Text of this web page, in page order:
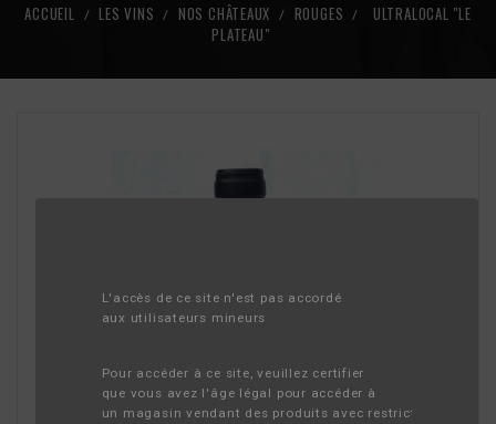
L'accès de ce site n'est pas accordé
aux utilisateurs mineurs
Pour accéder à ce site, veuillez certifier
que vous avez l'âge légal pour accéder à
un magasin vendant des produits avec restriction d'âge.
ACCUEIL LES VINS NOS CHÂTEAUX ROUGES
ULTRALOCAL "LE
PLATEAU"